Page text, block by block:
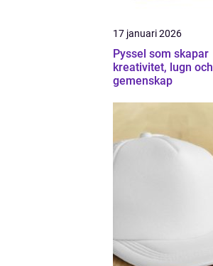
17 januari 2026
Pyssel som skapar
kreativitet, lugn och
gemenskap